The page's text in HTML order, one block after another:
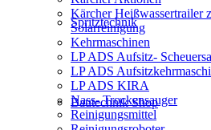
Spritztechnik
Bautechnik Shop
Kärcher Heißwassertrailer
Solarreinigung
Kehrmaschinen
LP ADS Aufsitz-
LP ADS
LP ADS KIRA
Nass- Trockensauger
Reinigungsmittel